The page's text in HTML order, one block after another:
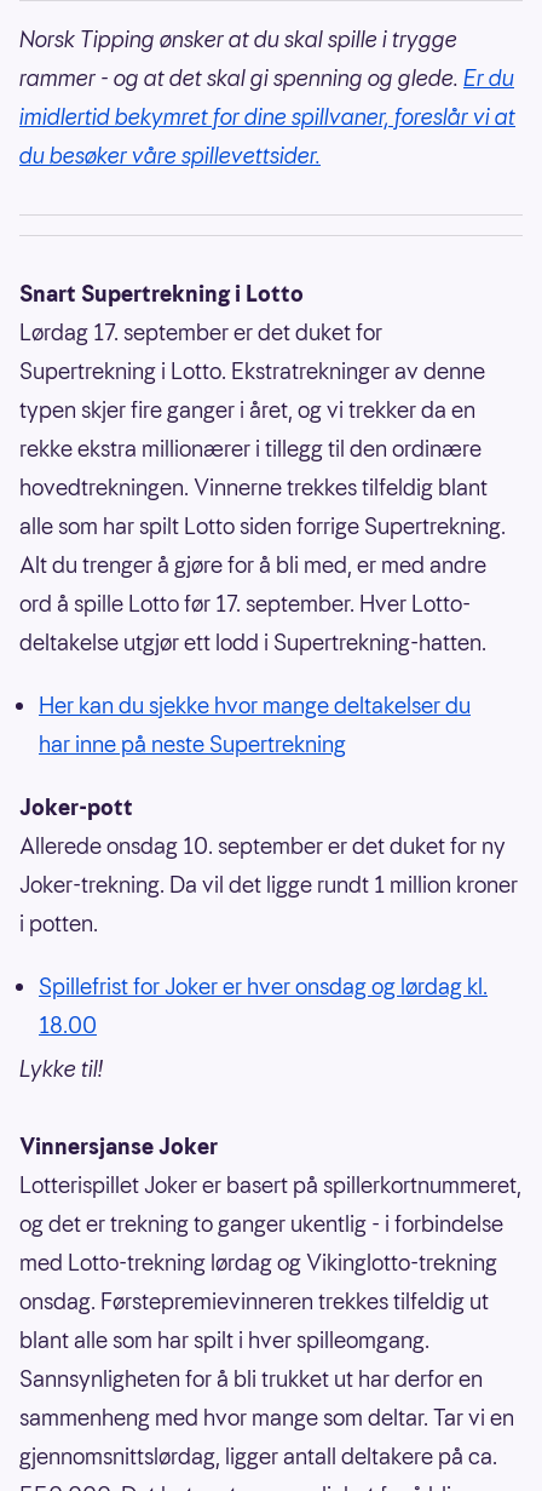
Norsk Tipping ønsker at du skal spille i trygge
rammer - og at det skal gi spenning og glede. Er du
imidlertid bekymret for dine spillvaner, foreslår vi at
du besøker våre spillevettsider.
Snart Supertrekning i Lotto
Lørdag 17. september er det duket for
Supertrekning i Lotto. Ekstratrekninger av denne
typen skjer fire ganger i året, og vi trekker da en
rekke ekstra millionærer i tillegg til den ordinære
hovedtrekningen. Vinnerne trekkes tilfeldig blant
alle som har spilt Lotto siden forrige Supertrekning.
Alt du trenger å gjøre for å bli med, er med andre
ord å spille Lotto før 17. september. Hver Lotto-
deltakelse utgjør ett lodd i Supertrekning-hatten.
Her kan du sjekke hvor mange deltakelser du
har inne på neste Supertrekning
Joker-pott
Allerede onsdag 10. september er det duket for ny
Joker-trekning. Da vil det ligge rundt 1 million kroner
i potten.
Spillefrist for Joker er hver onsdag og lørdag kl.
18.00
Lykke til!
Vinnersjanse Joker
Lotterispillet Joker er basert på spillerkortnummeret,
og det er trekning to ganger ukentlig - i forbindelse
med Lotto-trekning lørdag og Vikinglotto-trekning
onsdag. Førstepremievinneren trekkes tilfeldig ut
blant alle som har spilt i hver spilleomgang.
Sannsynligheten for å bli trukket ut har derfor en
sammenheng med hvor mange som deltar. Tar vi en
gjennomsnittslørdag, ligger antall deltakere på ca.